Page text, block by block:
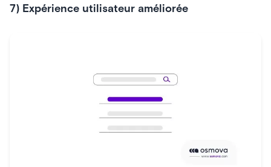
7) Expérience utilisateur améliorée